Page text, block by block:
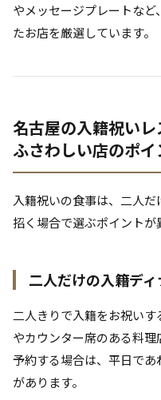
やメッセージプレートな
たお店を厳選しています。
名古屋の入籍祝い
ふさわしい店のポイ
入籍祝いの食事は、二人
招く場合で選ぶポイントが
二人だけの入籍デ
二人きりで入籍をお祝い
やカウンター席のある料
予約する場合は、平日で
があります。